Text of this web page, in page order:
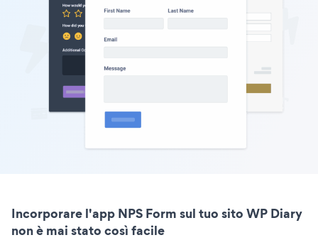
Incorporare l'app NPS Form sul tuo sito WP Diary
non è mai stato così facile